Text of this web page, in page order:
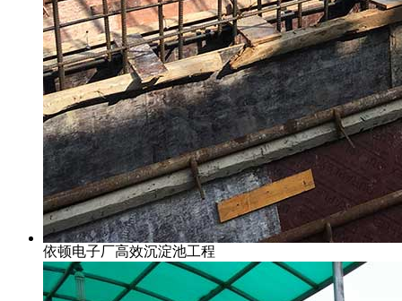
依顿电子厂高效沉淀池工程